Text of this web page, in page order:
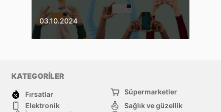
03.10.2024
KATEGORİLER
Fırsatlar
Süpermarketler
Elektronik
Sağlık ve güzellik